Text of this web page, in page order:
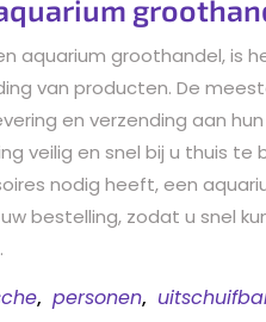
aquarium groothandel, is
van producten. De
en verzending aan
veilig en snel bij u thuis
nodig heeft, een
bestelling, zodat u snel
, personen,